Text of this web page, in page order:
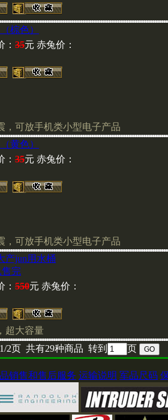
棕色）
： 35元 赤兔价：
，可放手机类小型电子产品
黄色）
： 35元 赤兔价：
，可放手机类小型电子产品
产jun用水桶
售完
： 550元 赤兔价：
超大容量
2页 共有29种商品 转到 页
销售和售后服务 运输说明 军品尺码